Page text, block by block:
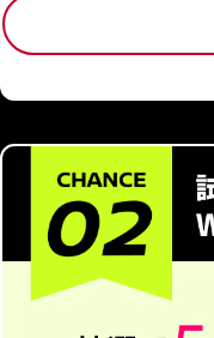
※メーカー・関係会社及び
年9月30日(水)の間
年10月30日(金)ま
ご成約者さまは
者のご家族(2親等以
当選した販売店以外では
希望車種については、